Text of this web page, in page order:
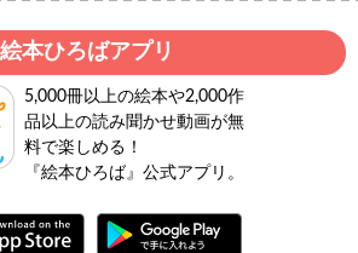
絵本ひろばアプリ
5,000冊以上の絵本や2,000作
品以上の読み聞かせ動画が無
料で楽しめる！
『絵本ひろば』公式アプリ。